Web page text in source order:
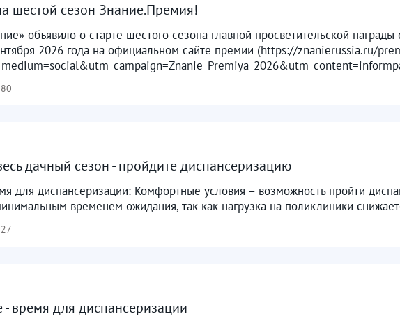
шестой сезон Знание.Премия!
объявило о старте шестого сезона главной просветительской
2026 года на официальном сайте премии (https://znanierussia.ru/
дачный сезон - пройдите диспансеризацию
для диспансеризации: Комфортные условия – возможность пройти
временем ожидания, так как нагрузка на поликлиники
время для диспансеризации